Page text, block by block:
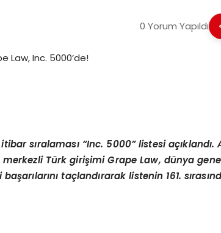
0 Yorum Yapıldı
sıralaması “Inc. 5000” listesi açıklandı.
Türk girişimi Grape Law, dünya
taçlandırarak listenin 161.